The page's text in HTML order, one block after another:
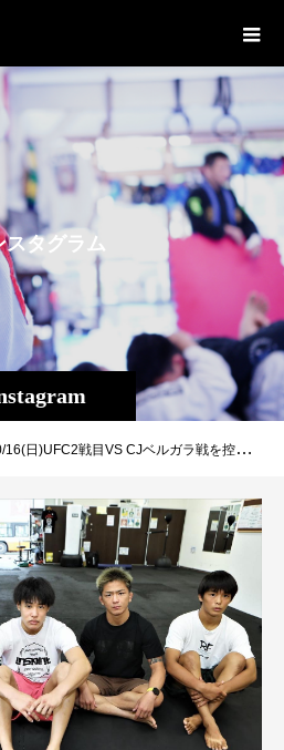
スタグラ ム
CJベルガラ戦を控える第8代修斗世界フライ級チャンピオン平良達郎（Theパラエストラ沖縄）の記事を世界のMMAを伝える専門メディア『MMA planet』に掲載して頂きました！https://mmaplanet.jp/135335皆様check check宜しくお願いします！#修斗#UFC#平良達郎#EVERGROUND#inspirit#Theパラエストラ沖縄